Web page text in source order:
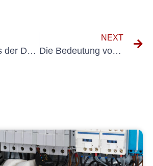
Verständnis der DGUV V3 -Vorschriften für medizinische Geräte: Ein umfassender Leitfaden
NEXT
Die Bedeutung von BRIEBMITTELPRÜFUNG gemäß den DGUV V3 -Standards